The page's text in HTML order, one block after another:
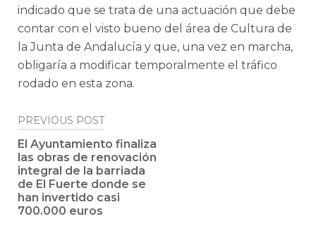
indicado que se trata de una actuación que debe
contar con el visto bueno del área de Cultura de
la Junta de Andalucía y que, una vez en marcha,
obligaría a modificar temporalmente el tráfico
rodado en esta zona.
Post
navigation
PREVIOUS POST
El Ayuntamiento finaliza
las obras de renovación
integral de la barriada
de El Fuerte donde se
han invertido casi
700.000 euros